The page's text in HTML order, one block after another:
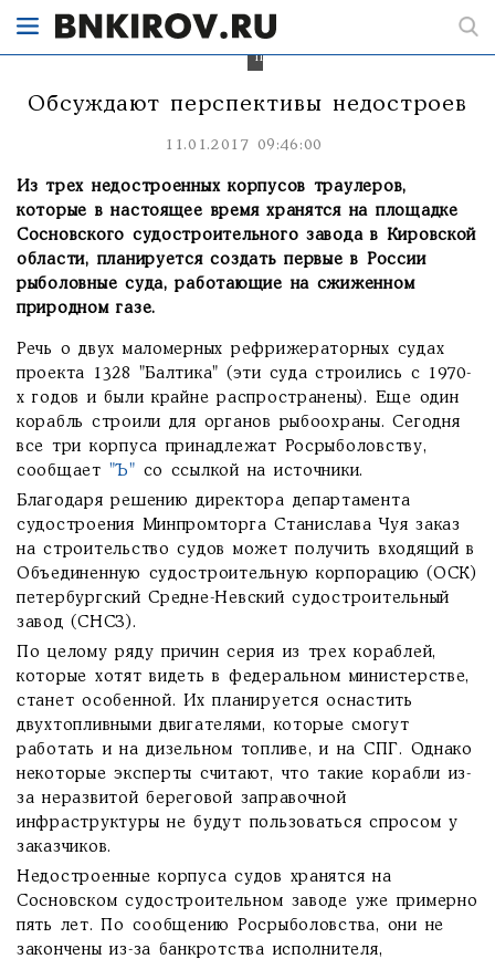
появились
перспективы.
Обсуждают перспективы недостроев
11.01.2017 09:46:00
Из трех недостроенных корпусов траулеров,
которые в настоящее время хранятся на площадке
Сосновского судостроительного завода в Кировской
области, планируется создать первые в России
рыболовные суда, работающие на сжиженном
природном газе.
Речь о двух маломерных рефрижераторных судах
проекта 1328 "Балтика" (эти суда строились с 1970-
х годов и были крайне распространены). Еще один
корабль строили для органов рыбоохраны. Сегодня
все три корпуса принадлежат Росрыболовству,
сообщает "Ъ" со ссылкой на источники.
Благодаря решению директора департамента
судостроения Минпромторга Станислава Чуя заказ
на строительство судов может получить входящий в
Объединенную судостроительную корпорацию (ОСК)
петербургский Средне-Невский судостроительный
завод (СНСЗ).
По целому ряду причин серия из трех кораблей,
которые хотят видеть в федеральном министерстве,
станет особенной. Их планируется оснастить
двухтопливными двигателями, которые смогут
работать и на дизельном топливе, и на СПГ. Однако
некоторые эксперты считают, что такие корабли из-
за неразвитой береговой заправочной
инфраструктуры не будут пользоваться спросом у
заказчиков.
Недостроенные корпуса судов хранятся на
Сосновском судостроительном заводе уже примерно
пять лет. По сообщению Росрыболовства, они не
закончены из-за банкротства исполнителя,